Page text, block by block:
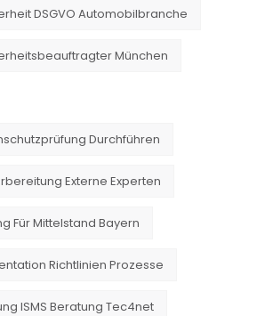
DSGVO Automobilbranche
München
Durchführen
Externe Experten
Für Mittelstand Bayern
Richtlinien Prozesse
ISMS Beratung Tec4net